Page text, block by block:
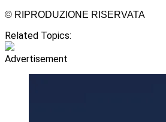
© RIPRODUZIONE RISERVATA
Related Topics:
Advertisement